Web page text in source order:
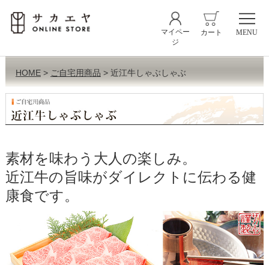
マイペー
ジ
カート MENU
HOME ご自宅用商品 近江牛しゃぶしゃぶ
素材を味わう大人の楽しみ。
近江牛の旨味がダイレクトに伝わる健
康食です。